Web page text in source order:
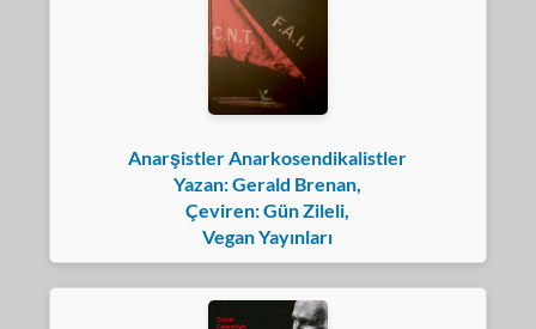
Anarşistler Anarkosendikalistler
Yazan: Gerald Brenan,
Çeviren: Gün Zileli,
Vegan Yayınları